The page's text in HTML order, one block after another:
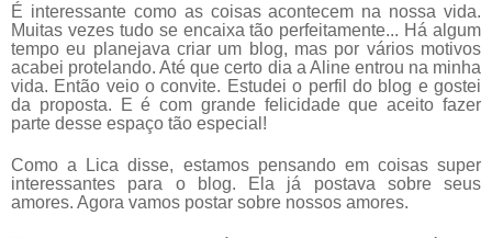
É interessante como as coisas acontecem na nossa vida.
Muitas vezes tudo se encaixa tão perfeitamente... Há algum
tempo eu planejava criar um blog, mas por vários motivos
acabei protelando. Até que certo dia a Aline entrou na minha
vida. Então veio o convite. Estudei o perfil do blog e gostei
da proposta. E é com grande felicidade que aceito fazer
parte desse espaço tão especial!
Como a Lica disse, estamos pensando em coisas super
interessantes para o blog. Ela já postava sobre seus
amores. Agora vamos postar sobre nossos amores.